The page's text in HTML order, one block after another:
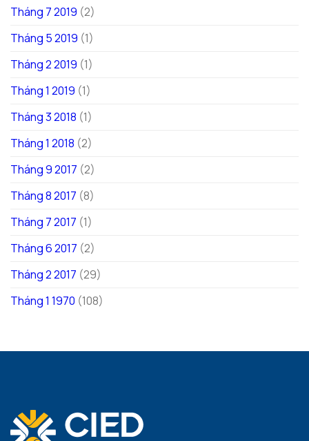
Tháng 7 2019 (2)
Tháng 5 2019 (1)
Tháng 2 2019 (1)
Tháng 1 2019 (1)
Tháng 3 2018 (1)
Tháng 1 2018 (2)
Tháng 9 2017 (2)
Tháng 8 2017 (8)
Tháng 7 2017 (1)
Tháng 6 2017 (2)
Tháng 2 2017 (29)
Tháng 1 1970 (108)